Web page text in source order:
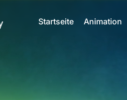
Startseite Animation